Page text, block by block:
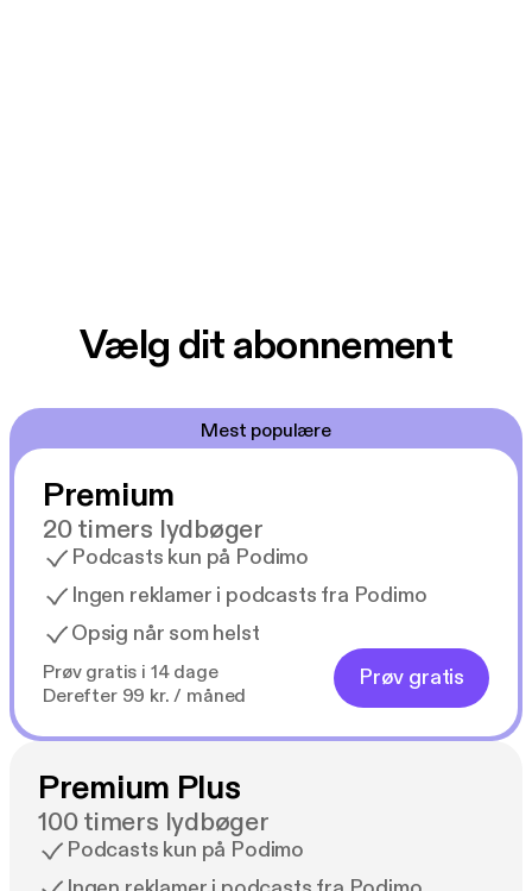
Vælg dit abonnement
Mest populære
Premium
20 timers lydbøger
Podcasts kun på Podimo
Ingen reklamer i podcasts fra Podimo
Opsig når som helst
Prøv gratis i 14 dage
Derefter 99 kr. / måned
Prøv gratis
Premium Plus
100 timers lydbøger
Podcasts kun på Podimo